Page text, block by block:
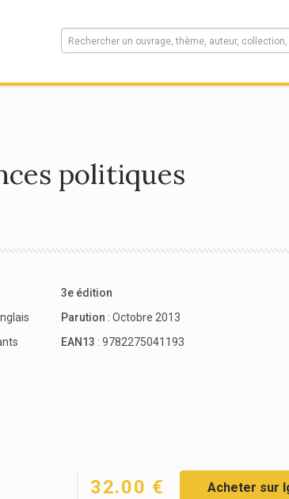
politiques
3e édition
Parution : Octobre 2013
EAN13 : 9782275041193
32.00 € Acheter sur